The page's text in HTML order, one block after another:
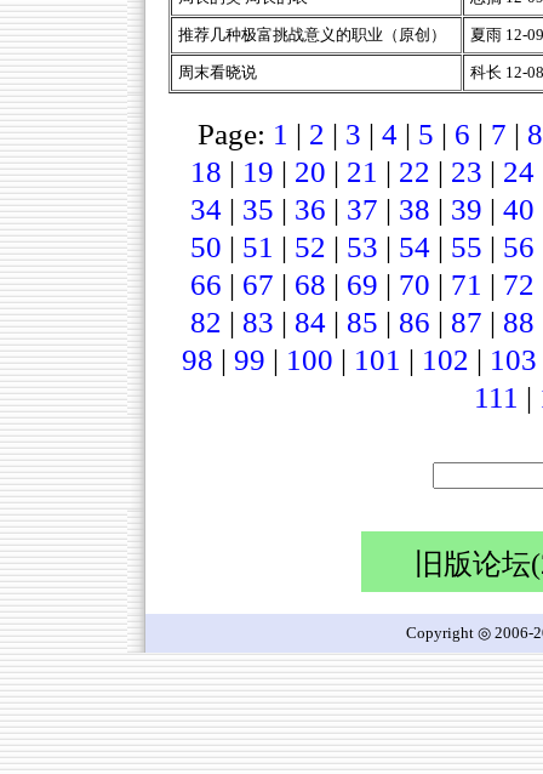
推荐几种极富挑战意义的职业（原创） 夏雨 12-
周末看晓说 科长 12-
Page: 1 | 2 | 3 | 4 | 5 | 6 | 7 | 8
18 | 19 | 20 | 21 | 22 | 23 | 24
34| 35 | 36 | 37 | 38 | 39 | 40
50 | 51 | 52 | 53 | 54| 55 | 56
66 | 67 | 68 | 69 | 70 | 71 | 72
82 | 83 | 84| 85 | 86 | 87 | 88
98 | 99 | 100 | 101 | 102 | 103
111 |
旧版论坛
Copyright ◎ 2006-